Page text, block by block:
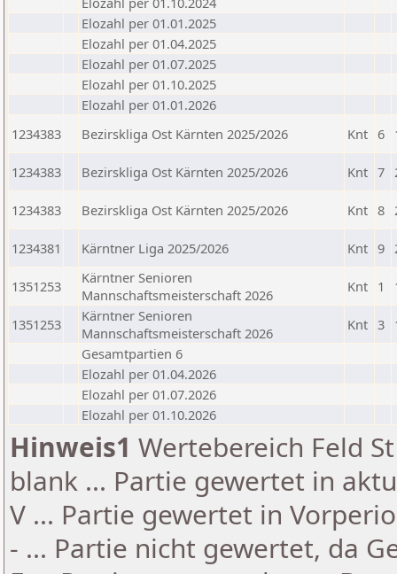
Elozahl per 01.01.2025
Elozahl per 01.04.2025
Elozahl per 01.07.2025
Elozahl per 01.10.2025
Elozahl per 01.01.2026
1234383
Bezirskliga Ost Kärnten 2025/2026 Knt 6
1234383 Bezirskliga Ost Kärnten 2025/2026 Knt 7
1234383 Bezirskliga Ost Kärnten 2025/2026 Knt 8
1234381 Kärntner Liga 2025/2026 Knt 9
1351253
Kärntner Senioren
Mannschaftsmeisterschaft 2026
Knt 1
1351253
Kärntner Senioren
Mannschaftsmeisterschaft 2026
Knt 3
Gesamtpartien 6
Elozahl per 01.04.2026
Elozahl per 01.07.2026
Elozahl per 01.10.2026
Hinweis1 Wertebereich Feld
blank ... Partie gewertet in
V ... Partie gewertet in
- ... Partie nicht gewertet, da